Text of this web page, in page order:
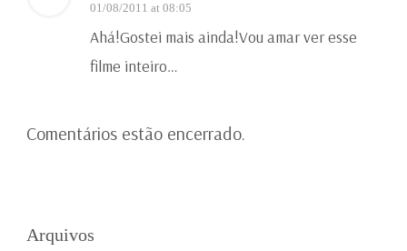
01/08/2011 at 08:05
Ahá!Gostei mais ainda!Vou amar ver esse
filme inteiro…
Comentários estão encerrado.
Arquivos